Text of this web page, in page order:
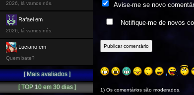
Avise-me se novo
Notifique-me de novos
1) Os comentários são moderados.
2026, lá vamos nós.
Rafael em
2026, lá vamos nós.
Luciano em
Quem bate?
[ Mais avaliados ]
[ TOP 10 em 30 dias ]